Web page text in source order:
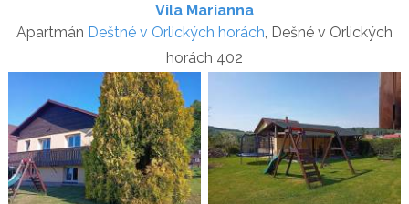
Vila Marianna
Apartmán Deštné v Orlických horách, Dešné v Orlických
horách 402